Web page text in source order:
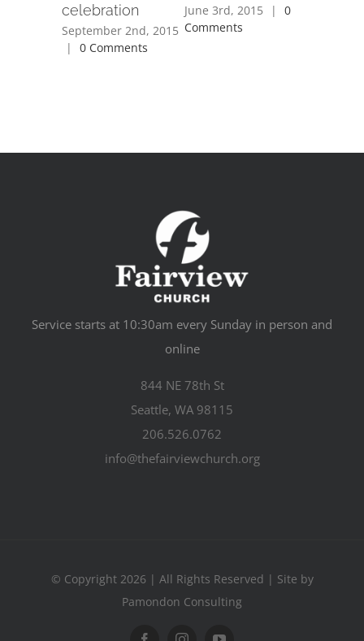
celebration
September 2nd, 2015
|
0 Comments
June 3rd, 2015 |
0
Comments
Service starts at 10:30am every Sunday in person and
online
844 NE 78th St
Seattle, WA 98115
206.526.0762
info@thefairviewchurch.org
© Copyright 2026 | All Rights Reserved | Site by
Pamondon Consulting